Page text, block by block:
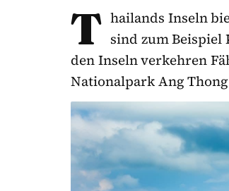
T hailands Inseln
sind zum Beispiel
den Inseln verkehren
Nationalpark Ang